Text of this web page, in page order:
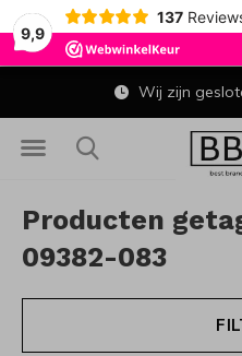
9,9
137
Wij zijn
Producten
09382-083